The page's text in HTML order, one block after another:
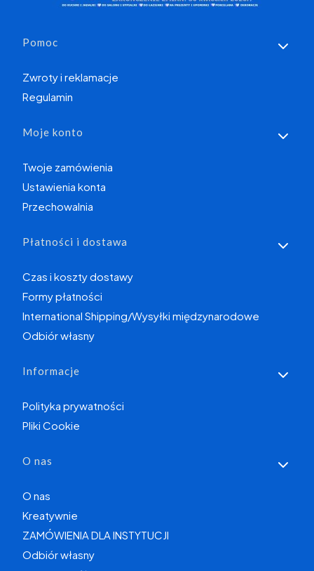
Linki w stopce
Pomoc
Zwroty i reklamacje
Regulamin
Moje konto
Twoje zamówienia
Ustawienia konta
Przechowalnia
Płatności i dostawa
Czas i koszty dostawy
Formy płatności
International Shipping/Wysyłki międzynarodowe
Odbiór własny
Informacje
Polityka prywatności
Pliki Cookie
O nas
O nas
Kreatywnie
ZAMÓWIENIA DLA INSTYTUCJI
Odbiór własny